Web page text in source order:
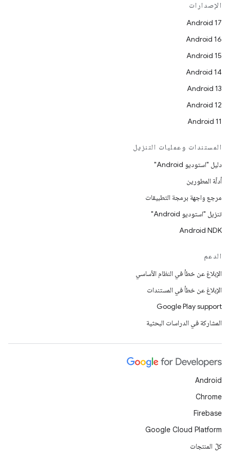
الإصدارات
Android 17
Android 16
Android 15
Android 14
Android 13
Android 12
Android 11
المستندات وعمليات التنزيل
دليل "استوديو Android"
أدلّة المطورين
مرجع واجهة برمجة التطبيقات
تنزيل "استوديو Android"
Android NDK
الدعم
الإبلاغ عن خطأ في النظام الأساسي
الإبلاغ عن خطأ في المستندات
Google Play support
المشاركة في الدراسات البحثية
Android
Chrome
Firebase
Google Cloud Platform
كلّ المنتجات